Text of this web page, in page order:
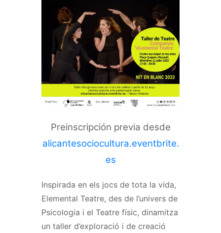
Preinscripción previa desde
alicantesociocultura.eventbrite.
es
Inspirada en els jocs de tota la vida,
Elemental Teatre, des de l’univers de
Psicologia i el Teatre físic, dinamitza
un taller d’exploració i de creació